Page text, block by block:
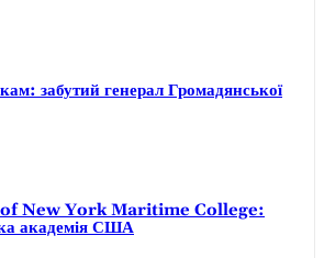
забутий генерал Громадянської
New York Maritime College:
академія США